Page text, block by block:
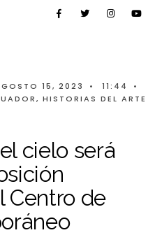
15, 2023 • 11:44
•
, HISTORIAS DEL ARTE
cielo será
Centro de